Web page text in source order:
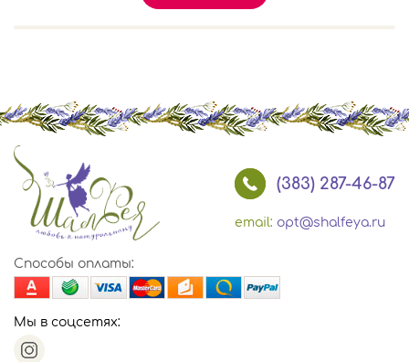
(383) 287-46-87
email: opt@shalfeya.ru
Способы оплаты:
Мы в соцсетях: